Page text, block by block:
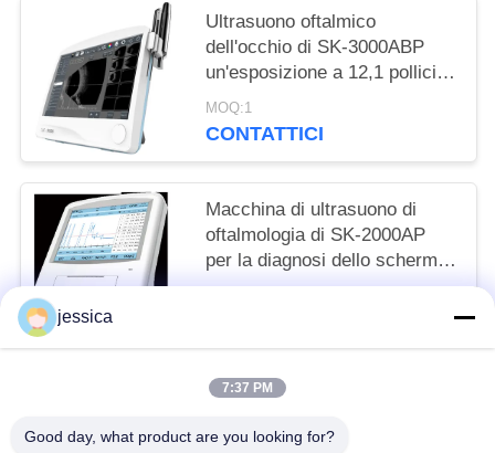
Ultrasuono oftalmico
dell'occhio di SK-3000ABP
un'esposizione a 12,1 pollici
Sony Duplicator del touch
screen di Pachymeter del
MOQ:1
CONTATTICI
Macchina di ultrasuono di
oftalmologia di SK-2000AP
per la diagnosi dello schermo
touchable LCD di colore
jessica
7:37 PM
Good day, what product are you looking for?